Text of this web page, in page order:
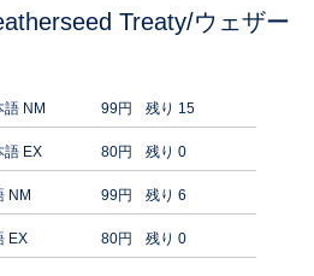
Treaty/ウェザー
語 NM 99円 残り 15
語 EX 80円 残り 0
NM 99円 残り 6
EX 80円 残り 0